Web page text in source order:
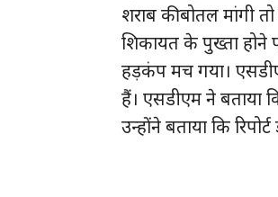
शराब की बोतल मांगी
शिकायत के पुख्ता होने
हड़कंप मच गया।
हैं। एसडीएम ने बताया
उन्होंने बताया कि